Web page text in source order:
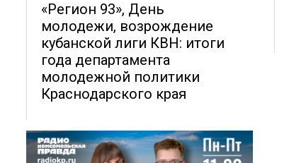
«Регион 93», День
молодежи, возрождение
кубанской лиги КВН: итоги
года департамента
молодежной политики
Краснодарского края